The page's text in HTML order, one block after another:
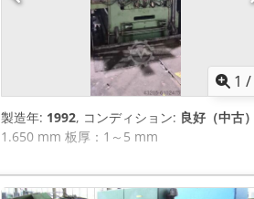
1 /
製造年: 1992, コンディション: 良好（中古）
1.650 mm 板厚：1～5 mm